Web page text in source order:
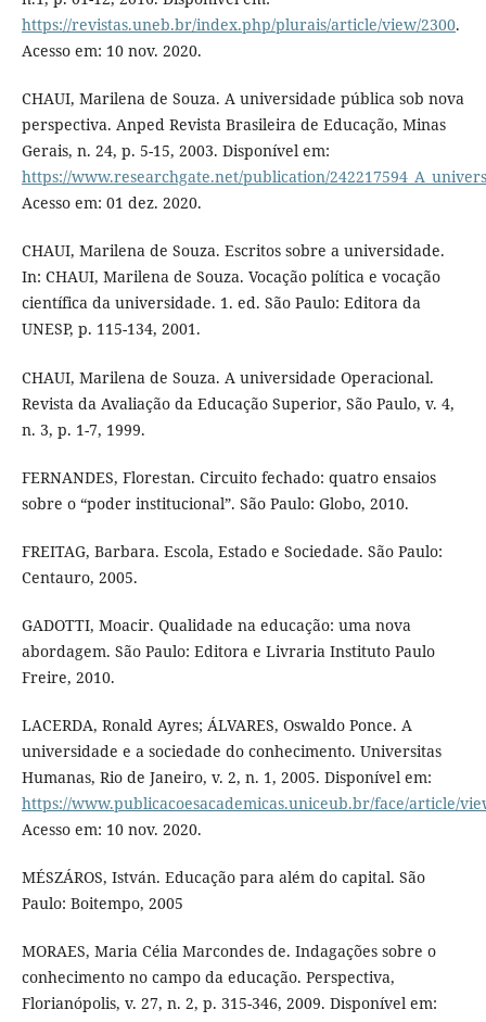
https://revistas.uneb.br/index.php/plurais/article/view/2300.
Acesso em: 10 nov. 2020.
CHAUI, Marilena de Souza. A universidade pública sob nova
perspectiva. Anped Revista Brasileira de Educação, Minas
Gerais, n. 24, p. 5-15, 2003. Disponível em:
https://www.researchgate.net/publication/
Acesso em: 01 dez. 2020.
CHAUI, Marilena de Souza. Escritos sobre a universidade.
In: CHAUI, Marilena de Souza. Vocação política e vocação
científica da universidade. 1. ed. São Paulo: Editora da
UNESP, p. 115-134, 2001.
CHAUI, Marilena de Souza. A universidade Operacional.
Revista da Avaliação da Educação Superior, São Paulo, v. 4,
n. 3, p. 1-7, 1999.
FERNANDES, Florestan. Circuito fechado: quatro ensaios
sobre o “poder institucional”. São Paulo: Globo, 2010.
FREITAG, Barbara. Escola, Estado e Sociedade. São Paulo:
Centauro, 2005.
GADOTTI, Moacir. Qualidade na educação: uma nova
abordagem. São Paulo: Editora e Livraria Instituto Paulo
Freire, 2010.
LACERDA, Ronald Ayres; ÁLVARES, Oswaldo Ponce. A
universidade e a sociedade do conhecimento. Universitas
Humanas, Rio de Janeiro, v. 2, n. 1, 2005. Disponível em:
https://www.publicacoesacademicas.uniceub.br/face/article/
Acesso em: 10 nov. 2020.
MÉSZÁROS, István. Educação para além do capital. São
Paulo: Boitempo, 2005
MORAES, Maria Célia Marcondes de. Indagações sobre o
conhecimento no campo da educação. Perspectiva,
Florianópolis, v. 27, n. 2, p. 315-346, 2009. Disponível em: